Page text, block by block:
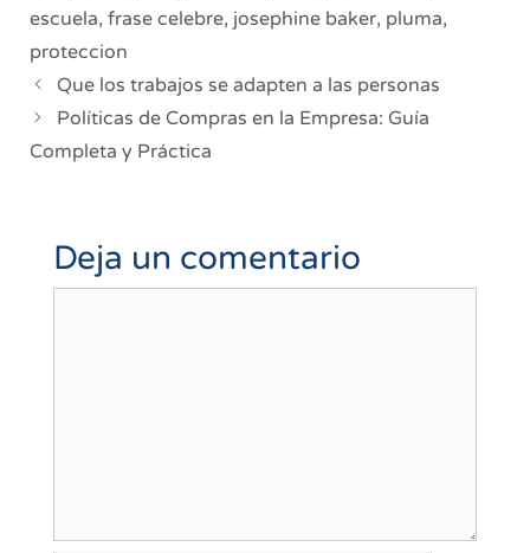
escuela, frase celebre, josephine baker, pluma,
proteccion
Navegación
de
entradas
Que los trabajos se adapten a las personas
Políticas de Compras en la Empresa: Guía
Completa y Práctica
Deja un comentario